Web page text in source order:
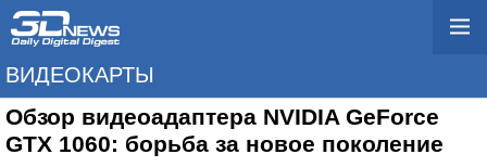
ВИДЕОКАРТЫ
Обзор видеоадаптера NVIDIA GeForce
GTX 1060: борьба за новое поколение